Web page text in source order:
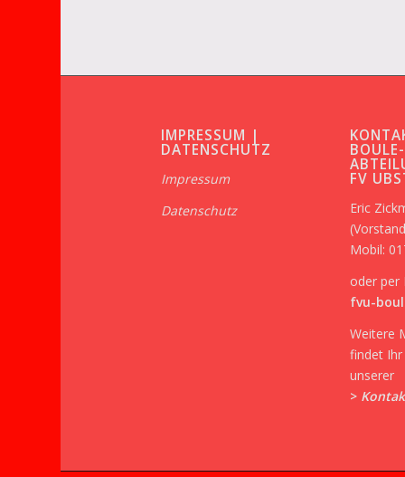
IMPRESSUM |
DATENSCHUTZ
Impressum
Datenschutz
BOULE-
FV
Eric
Mobil:
oder per
fvu-
Weitere
findet
unserer
>